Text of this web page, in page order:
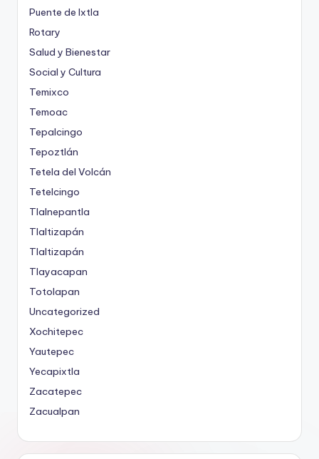
Puente de Ixtla
Rotary
Salud y Bienestar
Social y Cultura
Temixco
Temoac
Tepalcingo
Tepoztlán
Tetela del Volcán
Tetelcingo
Tlalnepantla
Tlaltizapán
Tlaltizapán
Tlayacapan
Totolapan
Uncategorized
Xochitepec
Yautepec
Yecapixtla
Zacatepec
Zacualpan